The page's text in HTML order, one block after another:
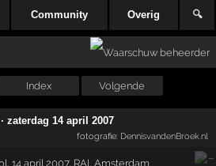
Community Overig 🔍
Index Volgende
·zaterdag 14 april 2007
fotografie: DennisvandenBroek.nl